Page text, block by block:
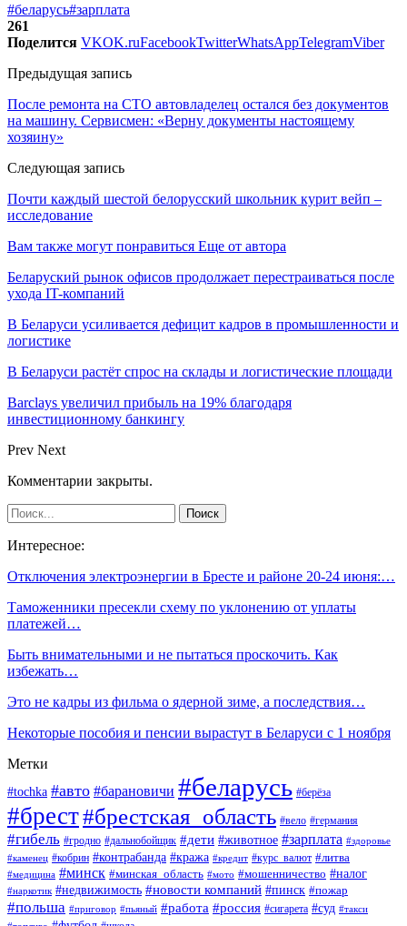
#беларусь#зарплата
261
Поделится VKOK.ruFacebookTwitterWhatsAppTelegramViber
Предыдущая запись
После ремонта на СТО автовладелец остался без документов
на машину. Сервисмен: «Верну документы настоящему
хозяину»
Следующая запись
Почти каждый шестой белорусский школьник курит вейп –
исследование
Вам также могут понравиться Еще от автора
Беларуский рынок офисов продолжает перестраиваться после
ухода IT-компаний
В Беларуси усиливается дефицит кадров в промышленности и
логистике
В Беларуси растёт спрос на склады и логистические площади
Barclays увеличил прибыль на 19% благодаря
инвестиционному банкингу
Prev Next
Комментарии закрыты.
Интересное:
Отключения электроэнергии в Бресте и районе 20-24 июня:…
Таможенники пресекли схему по уклонению от уплаты
платежей…
Быть внимательными и не пытаться проскочить. Как
избежать…
Это не кадры из фильма о ядерной зиме, а последствия…
Некоторые пособия и пенсии вырастут в Беларуси с 1 ноября
Метки
#tochka #авто #барановичи #беларусь #берёза
#брест#брестская_область #вело #германия
#гибель #гродно #дальнобойщик #дети #животное #зарплата #здоровье
#каменец #кобрин #контрабанда #кража #кредит #курс_валют #литва
#медицина #минск #минская_область #мото #мошенничество #налог
#наркотик #недвижимость #новости компаний #пинск #пожар
#польша #приговор #пьяный #работа #россия #сигарета #суд #такси